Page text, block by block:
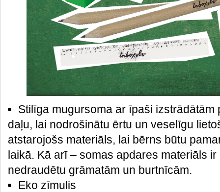
Stilīga mugursoma ar īpaši
daļu, lai nodrošinātu ērtu un veselīgu
atstarojošs materiāls, lai bērns būtu
laikā. Kā arī – somas apdares materiāls
nedraudētu grāmatām un burtnīcām.
Eko zīmulis